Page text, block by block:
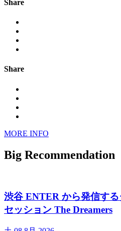
Share
Share
MORE INFO
Big Recommendation
渋谷 ENTER から発信する
セッション The Dreamers